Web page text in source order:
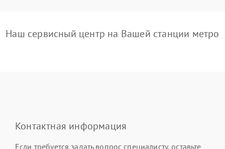
Наш сервисный центр на Вашей станции метро
Контактная информация
Если требуется задать вопрос специалисту, оставьте